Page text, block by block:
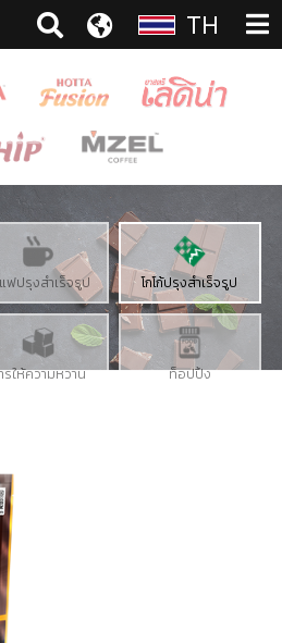
TH
ฟปรุงสำเร็จรูป โกโก้ปรุงสำเร็จรูป
รให้ความหวาน ท็อปปิ้ง